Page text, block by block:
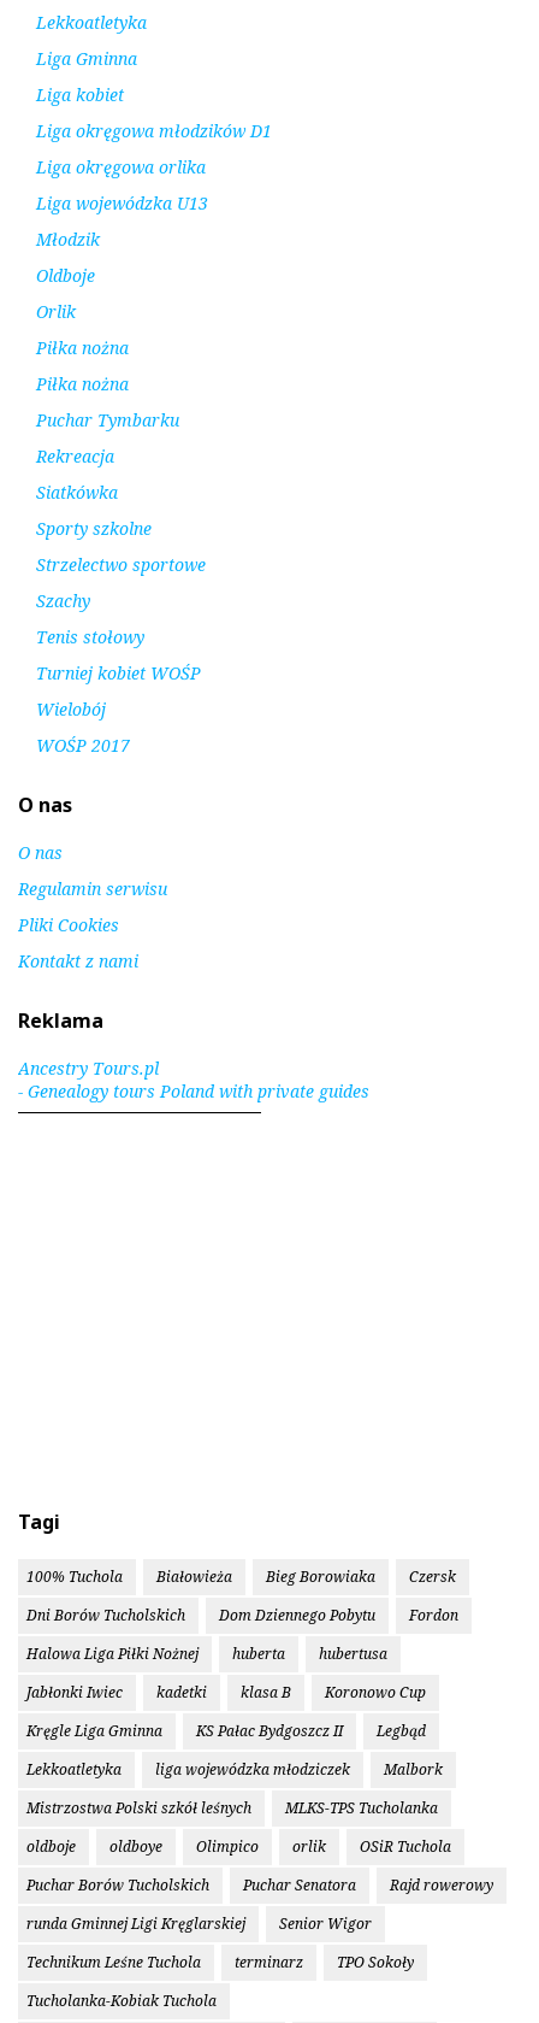
Lekkoatletyka
Liga Gminna
Liga kobiet
Liga okręgowa młodzików D1
Liga okręgowa orlika
Liga wojewódzka U13
Młodzik
Oldboje
Orlik
Piłka nożna
Piłka nożna
Puchar Tymbarku
Rekreacja
Siatkówka
Sporty szkolne
Strzelectwo sportowe
Szachy
Tenis stołowy
Turniej kobiet WOŚP
Wielobój
WOŚP 2017
O nas
O nas
Regulamin serwisu
Pliki Cookies
Kontakt z nami
Reklama
Ancestry Tours.pl
- Genealogy tours Poland with private guides
Tagi
100% Tuchola Białowieża Bieg Borowiaka
Czersk
Dni Borów Tucholskich
Dom Dziennego Pobytu
Fordon
Halowa Liga Piłki Nożnej
huberta
hubertusa
Jabłonki Iwiec
kadetki klasa B
Koronowo Cup
Kręgle Liga Gminna
KS Pałac Bydgoszcz II
Legbąd
Lekkoatletyka
liga wojewódzka młodziczek
Malbork
Mistrzostwa Polski szkół leśnych
MLKS-TPS Tucholanka
oldboje
oldboye Olimpico orlik
OSiR Tuchola
Puchar Borów Tucholskich
Puchar Senatora
Rajd rowerowy
runda Gminnej Ligi Kręglarskiej
Senior Wigor
Technikum Leśne Tuchola
terminarz
TPO Sokoły
Tucholanka-Kobiak Tuchola